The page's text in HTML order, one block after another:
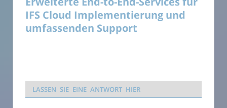
IFS Cloud Implementierung und
umfassenden Support
LASSEN SIE EINE ANTWORT HIER